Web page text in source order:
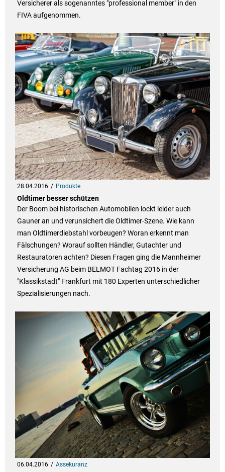
Versicherer als sogenanntes "professional member" in den
FIVA aufgenommen.
28.04.2016 Produkte
Oldtimer besser schützen
Der Boom bei historischen Automobilen lockt leider auch
Gauner an und verunsichert die Oldtimer-Szene. Wie kann
man Oldtimerdiebstahl vorbeugen? Woran erkennt man
Fälschungen? Worauf sollten Händler, Gutachter und
Restauratoren achten? Diesen Fragen ging die Mannheimer
Versicherung AG beim BELMOT Fachtag 2016 in der
"Klassikstadt" Frankfurt mit 180 Experten unterschiedlicher
Spezialisierungen nach.
06.04.2016 Assekuranz